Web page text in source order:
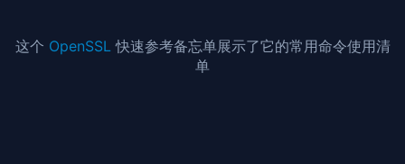
这个 OpenSSL快速参考备忘单展示了它的常用命令使用清
单